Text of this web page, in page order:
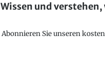
Wissen und
Abonnieren Sie unseren